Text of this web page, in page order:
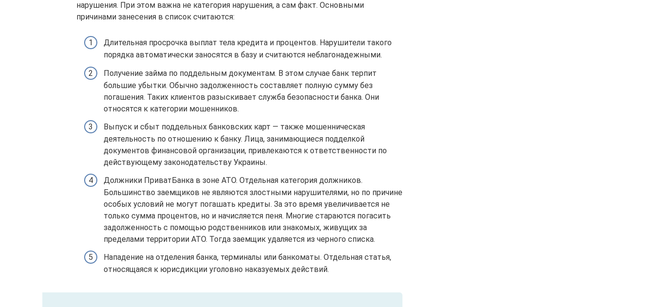
нарушения. При этом важна не категория нарушения, а сам факт. Основными
причинами занесения в список считаются:
Длительная просрочка выплат тела кредита и процентов. Нарушители такого
порядка автоматически заносятся в базу и считаются неблагонадежными.
Получение займа по поддельным документам. В этом случае банк терпит
большие убытки. Обычно задолженность составляет полную сумму без
погашения. Таких клиентов разыскивает служба безопасности банка. Они
относятся к категории мошенников.
Выпуск и сбыт поддельных банковских карт — также мошенническая
деятельность по отношению к банку. Лица, занимающиеся подделкой
документов финансовой организации, привлекаются к ответственности по
действующему законодательству Украины.
Должники ПриватБанка в зоне АТО. Отдельная категория должников.
Большинство заемщиков не являются злостными нарушителями, но по причине
особых условий не могут погашать кредиты. За это время увеличивается не
только сумма процентов, но и начисляется пеня. Многие стараются погасить
задолженность с помощью родственников или знакомых, живущих за
пределами территории АТО. Тогда заемщик удаляется из черного списка.
Нападение на отделения банка, терминалы или банкоматы. Отдельная статья,
относящаяся к юрисдикции уголовно наказуемых действий.